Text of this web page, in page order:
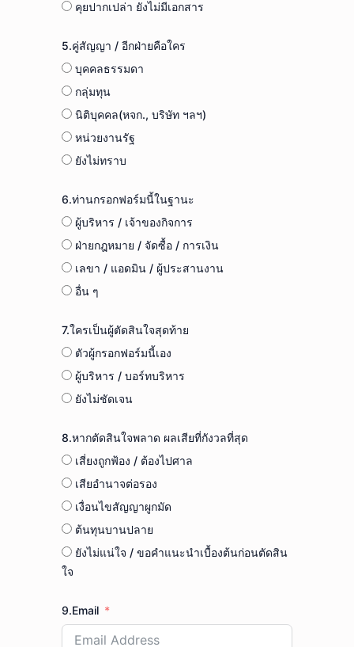
คุยปากเปล่า ยังไม่มีเอกสาร
5.คู่สัญญา / อีกฝ่ายคือใคร
บุคคลธรรมดา
กลุ่มทุน
นิติบุคคล(หจก., บริษัท ฯลฯ)
หน่วยงานรัฐ
ยังไม่ทราบ
6.ท่านกรอกฟอร์มนี้ในฐานะ
ผู้บริหาร / เจ้าของกิจการ
ฝ่ายกฎหมาย / จัดซื้อ / การเงิน
เลขา / แอดมิน / ผู้ประสานงาน
อื่น ๆ
7.ใครเป็นผู้ตัดสินใจสุดท้าย
ตัวผู้กรอกฟอร์มนี้เอง
ผู้บริหาร / บอร์ทบริหาร
ยังไม่ชัดเจน
8.หากตัดสินใจพลาด ผลเสียที่กังวลที่สุด
เสี่ยงถูกฟ้อง / ต้องไปศาล
เสียอำนาจต่อรอง
เงื่อนไขสัญญาผูกมัด
ต้นทุนบานปลาย
ยังไม่แน่ใจ / ขอคำแนะนำเบื้องต้นก่อนตัดสิน
ใจ
9.Email